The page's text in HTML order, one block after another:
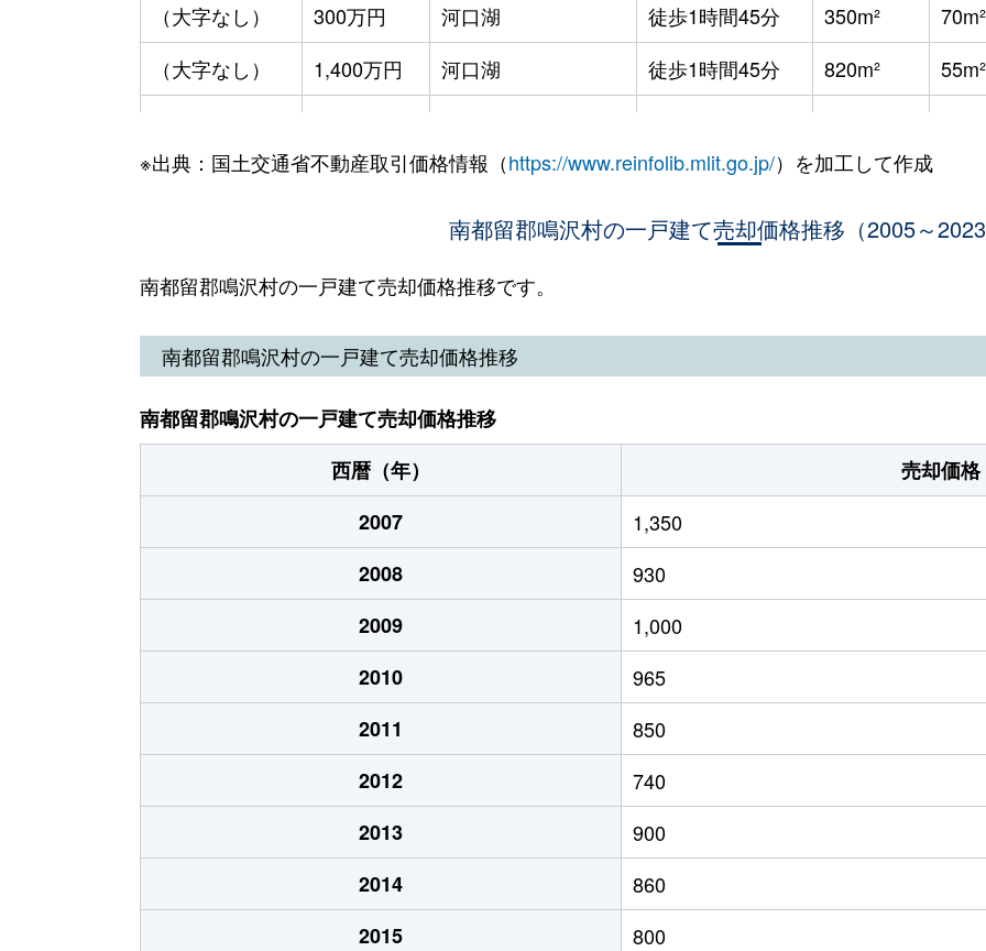
（大字なし）
300万円 河口湖 徒歩1時間45分 350m² 70m²
（大字なし）
1,400万円 河口湖 徒歩1時間45分 820m² 55m²
（大字なし）
710万円 河口湖 徒歩2時間 360m²
河口湖 徒歩1時間45分 330m²
（大字なし）
210万円 河口湖
（大字なし）
700万円 河口湖 徒歩1時間45分 990m² 75m²
（大字なし）
1,600万円 河口湖 徒歩1時間15分 960m²
（大字なし）
250万円 河口湖 徒歩1時間45分 590m² 50m²
（大字なし）
1,000万円 河口湖 徒歩1時間45分 1100m² 95m²
（大字なし）
1,400万円 河口湖 徒歩2時間 570m² -
（大字なし）
400万円 河口湖 徒歩2時間 350m² 65m²
（大字なし）
3,500万円 河口湖 徒歩1時間45分 650m²
（大字なし）
500万円 河口湖 徒歩1時間45分 520m²
（大字なし）
650万円 河口湖 徒歩2時間 310m²
（大字なし）
2,600万円 河口湖 徒歩1時間45分 620m² 80m²
（大字なし）
1,100万円 河口湖 徒歩2時間 360m²
（大字なし）
1,500万円 河口湖 徒歩2時間 620m² 85m²
※出典：国土交通省不動産取引価格情報（https://www.reinfolib.mlit.go.jp/）を加工して作成
南都留郡鳴沢村の一戸建て売却価格推移（2005～2023
南都留郡鳴沢村の一戸建て売却価格推移です。
南都留郡鳴沢村の一戸建て売却価格推移
南都留郡鳴沢村の一戸建て売却価格推移
西暦（年）
売却価格
2007
1,350
2008
930
2009
1,000
2010
965
2011
850
2012
740
2013
900
2014
860
2015
800